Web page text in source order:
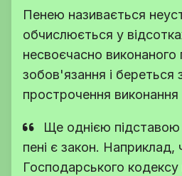
Пенею називається
обчислюється у
несвоєчасно виконаного
зобов'язання і береться
прострочення виконання
Ще однією підставою
пені є закон. Наприклад,
Господарського